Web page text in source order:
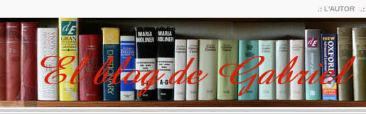
L'AUTOR